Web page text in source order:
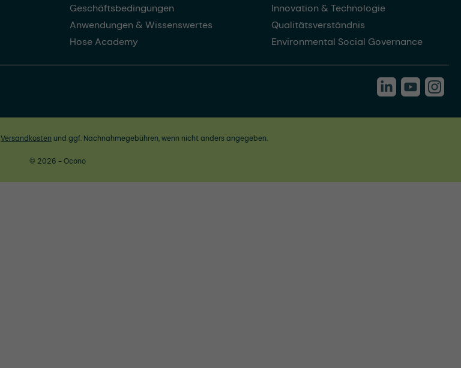
Geschäftsbedingungen
Anwendungen & Wissenswertes
Hose Academy
Innovation & Technologie
Qualitätsverständnis
Environmental Social Governance
Versandkosten und ggf. Nachnahmegebühren, wenn nicht anders angegeben.
© 2026 - Ocono